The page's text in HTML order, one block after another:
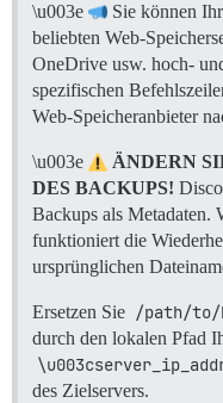
\u003e
Sie können
beliebten Web-
OneDrive usw. hoch-
spezifischen
Web-Speicheranbieter
\u003e
ÄNDERN
DES BACKUPS!
Backups als Metadaten.
funktioniert die
ursprünglichen
Ersetzen Sie /path/to/
durch den lokalen Pfad
des Zielservers.